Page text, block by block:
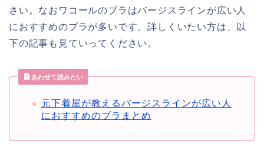
さい。なおワコールのブラはバージスラインが広い人
におすすめのブラが多いです。詳しくいたい方は、以
下の記事も見ていってください。
あわせて読みたい
元下着屋が教えるバージスラインが広い人
におすすめのブラまとめ